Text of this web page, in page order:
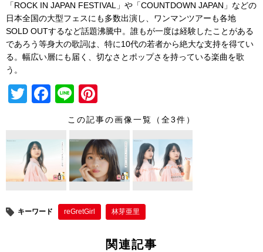
「ROCK IN JAPAN FESTIVAL」や「COUNTDOWN JAPAN」などの
日本全国の大型フェスにも多数出演し、ワンマンツアーも各地
SOLD OUTするなど話題沸騰中。誰もが一度は経験したことがある
であろう等身大の歌詞は、特に10代の若者から絶大な支持を得てい
る。幅広い層にも届く、切なさとポップさを持っている楽曲を歌
う。
T
er
F
e
b
o
o
k
Li
n
nt
e
st
この記事の画像一覧（全3件）
キーワード reGretGirl 林芽亜里
関連記事